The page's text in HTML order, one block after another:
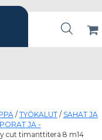
Products search
/ TYÖKALUT/ SAHAT JA
JA -
cut timanttiterä 8 m14